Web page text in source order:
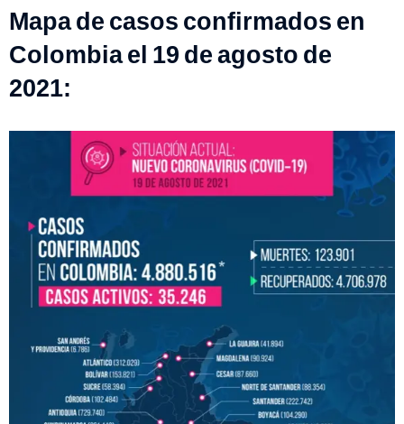
Mapa de casos confirmados en
Colombia el 19 de agosto de
2021: